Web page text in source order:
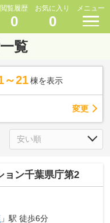
閲覧履歴
0
お気に入り
0
メニュー
覧
～21 棟を表示
変更
ョン千葉県庁第2
」駅 徒歩6分